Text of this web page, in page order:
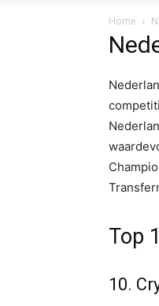
Home
Top
10.